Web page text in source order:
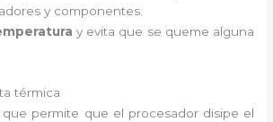
y componentes.
y evita que se queme alguna
térmica
que permite que el procesador disipe el